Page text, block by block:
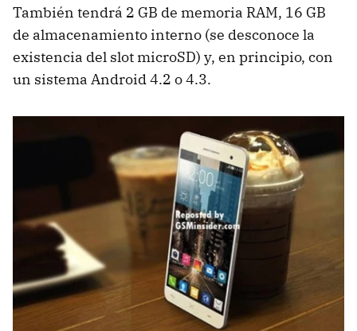
También tendrá 2 GB de memoria RAM, 16 GB
de almacenamiento interno (se desconoce la
existencia del slot microSD) y, en principio, con
un sistema Android 4.2 o 4.3.